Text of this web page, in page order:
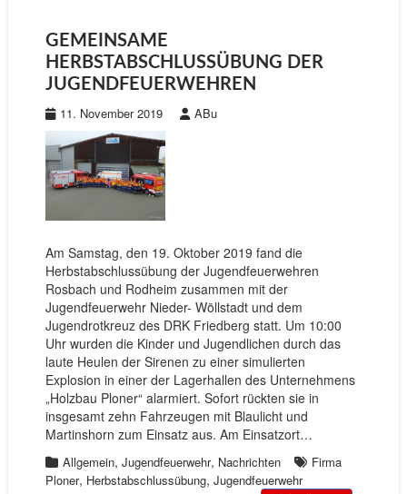
GEMEINSAME
HERBSTABSCHLUSSÜBUNG DER
JUGENDFEUERWEHREN
11. November 2019 ABu
Am Samstag, den 19. Oktober 2019 fand die
Herbstabschlussübung der Jugendfeuerwehren
Rosbach und Rodheim zusammen mit der
Jugendfeuerwehr Nieder- Wöllstadt und dem
Jugendrotkreuz des DRK Friedberg statt. Um 10:00
Uhr wurden die Kinder und Jugendlichen durch das
laute Heulen der Sirenen zu einer simulierten
Explosion in einer der Lagerhallen des Unternehmens
„Holzbau Ploner“ alarmiert. Sofort rückten sie in
insgesamt zehn Fahrzeugen mit Blaulicht und
Martinshorn zum Einsatz aus. Am Einsatzort…
Allgemein, Jugendfeuerwehr, Nachrichten
Firma
Ploner, Herbstabschlussübung, Jugendfeuerwehr